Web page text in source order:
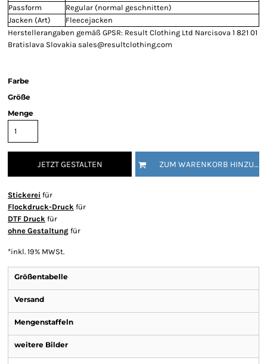
Passform
Regular (normal geschnitten)
Jacken (Art)
Fleecejacken
Herstellerangaben gemäß GPSR: Result Clothing Ltd Narcisova 1 821 01
Bratislava Slovakia sales@resultclothing.com
Farbe
Größe
Menge
JETZT GESTALTEN ZUM WARENKORB HINZUFÜGEN
Stickerei für
Flockdruck-Druck für
DTF Druck für
ohne Gestaltung für
*inkl. 19% MWSt.
Größentabelle
Versand
Mengenstaffeln
weitere Bilder